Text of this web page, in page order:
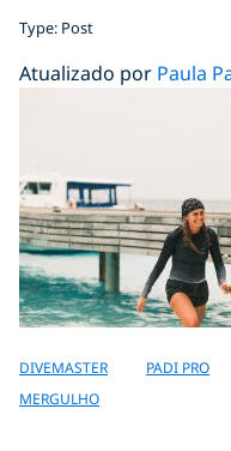
Type: Post
Atualizado por Paula
DIVEMASTER
PADI PRO
MERGULHO